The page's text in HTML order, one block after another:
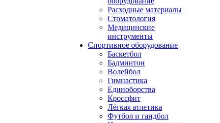
Расходные материалы
Стоматология
Медицинские
инструменты
Спортивное оборудование
Баскетбол
Бадминтон
Волейбол
Гимнастика
Единоборства
Кроссфит
Лёгкая атлетика
Футбол и гандбол